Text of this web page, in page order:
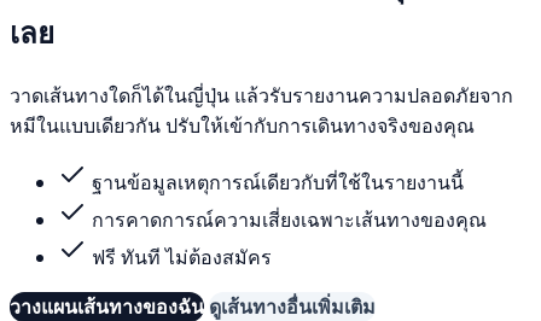
เลย
วาดเส้นทางใดก็ได้ในญี่ปุ่น แล้วรับรายงานความปลอดภัยจาก
หมีในแบบเดียวกัน ปรับให้เข้ากับการเดินทางจริงของคุณ
ฐานข้อมูลเหตุการณ์เดียวกับที่ใช้ในรายงานนี้
การคาดการณ์ความเสี่ยงเฉพาะเส้นทางของคุณ
ฟรี ทันที ไม่ต้องสมัคร
วางแผนเส้นทางของฉัน ดูเส้นทางอื่นเพิ่มเติม